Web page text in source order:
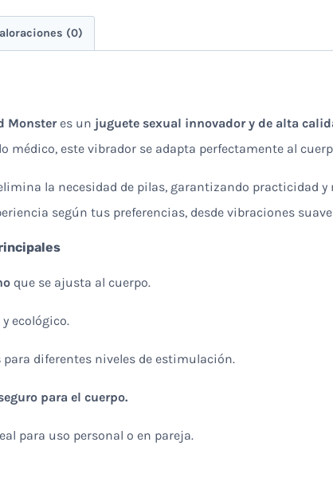
(0)
Monsteres un juguete sexual innovador y de alta
médico, este vibrador se adapta perfectamente al
la necesidad de pilas, garantizando practicidad y
según tus preferencias, desde vibraciones
que se ajusta al cuerpo.
ecológico.
para diferentes niveles de estimulación.
para el cuerpo.
para uso personal o en pareja.